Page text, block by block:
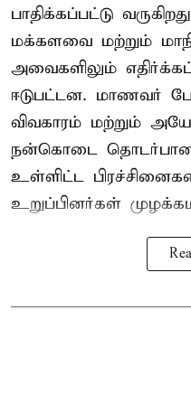
பாதிக்கப்பட்டு
மக்களவை மற்றும்
அவைகளிலும்
ஈடுபட்டன. மாணவர்
விவகாரம் மற்றும்
நன்கொடை தொடர்பான
உள்ளிட்ட
உறுப்பினர்கள்